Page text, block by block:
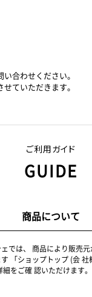
合わせください。
ていただきます。
ご利用ガイド
GUIDE
商品について
では、 商品により販売
「ショップトップ (会
をご確 認いただけます。